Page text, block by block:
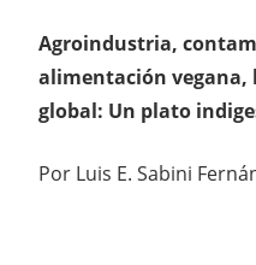
Agroindustria,
alimentación
global: Un plato
Por Luis E. Sabini